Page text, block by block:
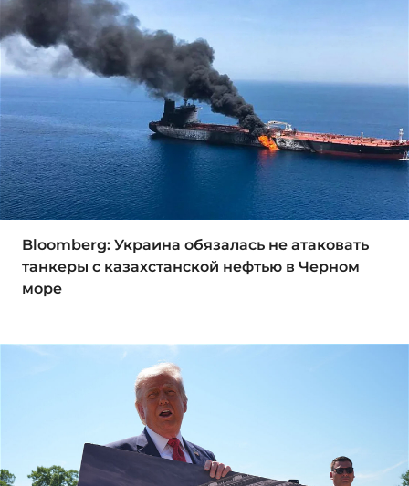
Bloomberg: Украина обязалась не атаковать
танкеры с казахстанской нефтью в Черном
море